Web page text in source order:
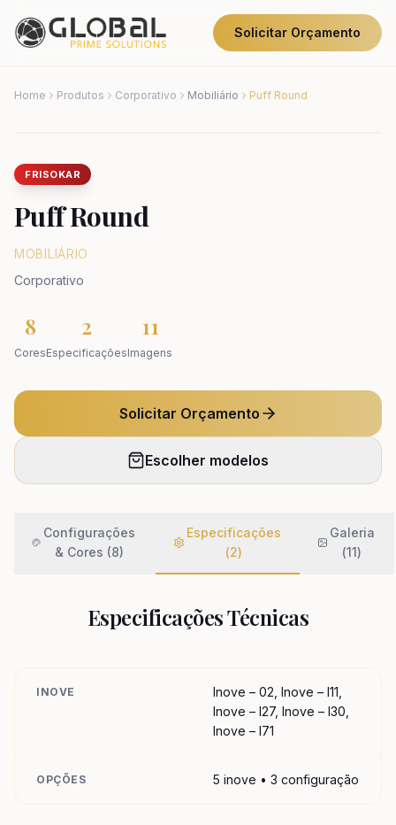
Solicitar Orçamento
Home Produtos Corporativo Mobiliário Puff Round
FRISOKAR
Puff Round
MOBILIÁRIO
Corporativo
8
Cores
2
Especificações
11
Imagens
Solicitar Orçamento
Escolher modelos
Configurações
& Cores (8)
Especificações
(2)
Galeria
(11)
Especificações Técnicas
INOVE
Inove – 02, Inove – I11,
Inove – I27, Inove – I30,
Inove – I71
OPÇÕES 5 inove • 3 configuração